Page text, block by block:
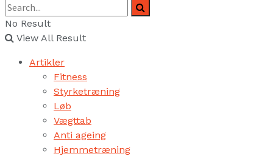
No Result
View All Result
Artikler
Fitness
Styrketræning
Løb
Vægttab
Anti ageing
Hjemmetræning